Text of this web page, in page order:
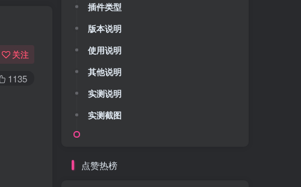
关注
1135
插件类型
版本说明
使用说明
其他说明
实测说明
实测截图
点赞热榜